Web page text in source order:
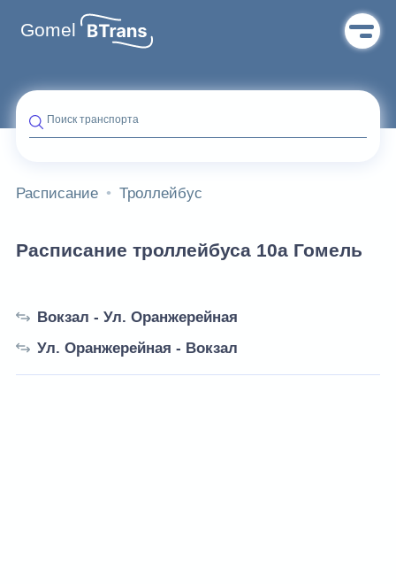
Gomel
Поиск транспорта
Расписание Троллейбус
Расписание троллейбуса 10а Гомель
Вокзал - Ул. Оранжерейная
Ул. Оранжерейная - Вокзал